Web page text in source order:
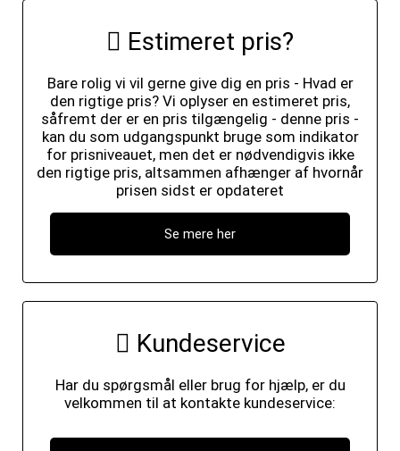
Estimeret pris?
Bare rolig vi vil gerne give dig en pris - Hvad er
den rigtige pris? Vi oplyser en estimeret pris,
såfremt der er en pris tilgængelig - denne pris -
kan du som udgangspunkt bruge som indikator
for prisniveauet, men det er nødvendigvis ikke
den rigtige pris, altsammen afhænger af hvornår
prisen sidst er opdateret
Se mere her
Kundeservice
Har du spørgsmål eller brug for hjælp, er du
velkommen til at kontakte kundeservice: